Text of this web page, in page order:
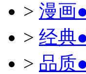
> 漫画
> 经典
> 品质